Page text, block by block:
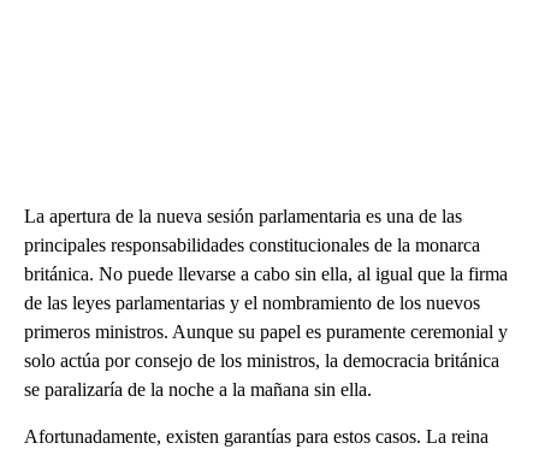
La apertura de la nueva sesión parlamentaria es una de las
principales responsabilidades constitucionales de la monarca
británica. No puede llevarse a cabo sin ella, al igual que la firma
de las leyes parlamentarias y el nombramiento de los nuevos
primeros ministros. Aunque su papel es puramente ceremonial y
solo actúa por consejo de los ministros, la democracia británica
se paralizaría de la noche a la mañana sin ella.
Afortunadamente, existen garantías para estos casos. La reina